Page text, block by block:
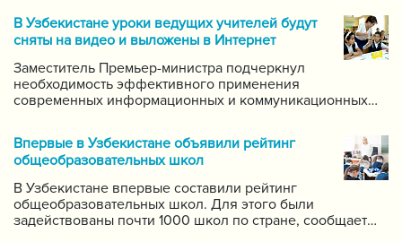
В Узбекистане уроки ведущих учителей будут
сняты на видео и выложены в Интернет
Заместитель Премьер-министра подчеркнул
необходимость эффективного применения
современных информационных и коммуникационных
систему для размещения в интернете видео-уроков
самых ведущих учителей по каждому предмету.
Впервые в Узбекистане объявили рейтинг
общеобразовательных школ
В Узбекистане впервые составили рейтинг
общеобразовательных школ. Для этого были
задействованы почти 1000 школ по стране, сообщает